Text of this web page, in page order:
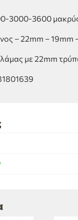
3000-3600
– 22mm – 19mm
με 22mm